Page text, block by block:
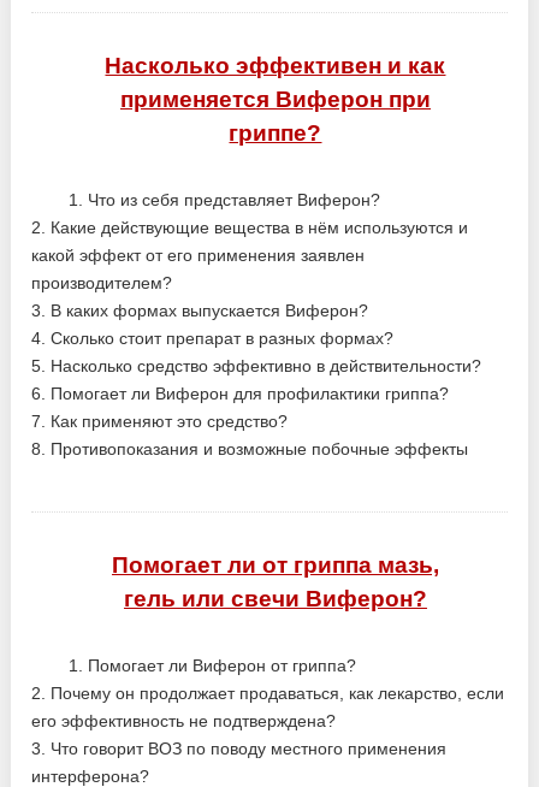
Насколько эффективен и как
применяется Виферон при
гриппе?
1. Что из себя представляет Виферон?
2. Какие действующие вещества в нём используются и
какой эффект от его применения заявлен
производителем?
3. В каких формах выпускается Виферон?
4. Сколько стоит препарат в разных формах?
5. Насколько средство эффективно в действительности?
6. Помогает ли Виферон для профилактики гриппа?
7. Как применяют это средство?
8. Противопоказания и возможные побочные эффекты
Помогает ли от гриппа мазь,
гель или свечи Виферон?
1. Помогает ли Виферон от гриппа?
2. Почему он продолжает продаваться, как лекарство, если
его эффективность не подтверждена?
3. Что говорит ВОЗ по поводу местного применения
интерферона?